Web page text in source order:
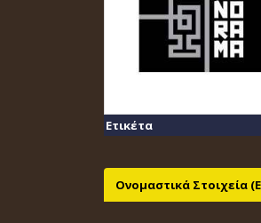
Ετικέτα
Ονομαστικά Στοιχεία